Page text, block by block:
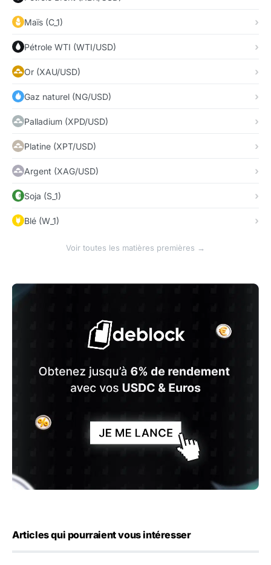
Maïs (C_1)
Pétrole WTI (WTI/USD)
Or (XAU/USD)
Gaz naturel (NG/USD)
Palladium (XPD/USD)
Platine (XPT/USD)
Argent (XAG/USD)
Soja (S_1)
Blé (W_1)
Voir toutes les matières premières →
Articles qui pourraient vous intéresser